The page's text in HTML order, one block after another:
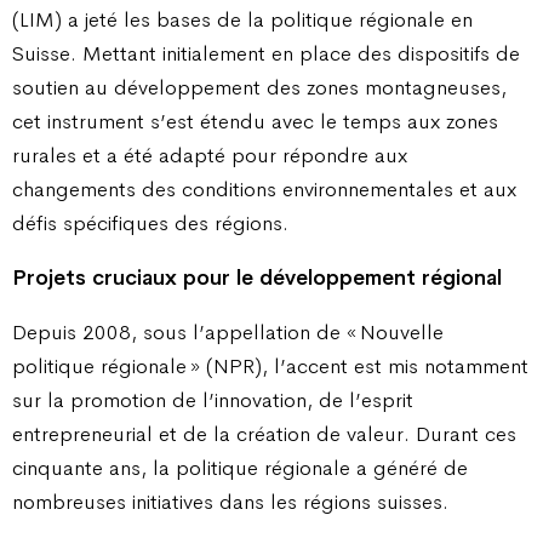
(LIM) a jeté les bases de la politique régionale en
Suisse. Mettant initialement en place des dispositifs de
soutien au développement des zones montagneuses,
cet instrument s’est étendu avec le temps aux zones
rurales et a été adapté pour répondre aux
changements des conditions environnementales et aux
défis spécifiques des régions.
Projets cruciaux pour le développement régional
Depuis 2008, sous l’appellation de « Nouvelle
politique régionale » (NPR), l’accent est mis notamment
sur la promotion de l’innovation, de l’esprit
entrepreneurial et de la création de valeur. Durant ces
cinquante ans, la politique régionale a généré de
nombreuses initiatives dans les régions suisses.